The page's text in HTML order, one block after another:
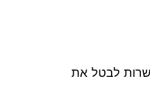
לבטל את